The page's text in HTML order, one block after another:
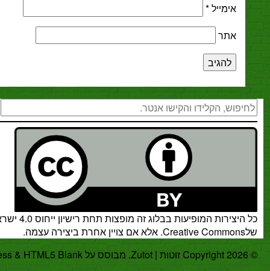
*
המופיעות בבלוג זה מופצות תחת
רישיון ייחוס 4.0 ישראל
.אלא אם צויין אחרת ביצירה עצמה.
WordPress&HTML5 Blank
.